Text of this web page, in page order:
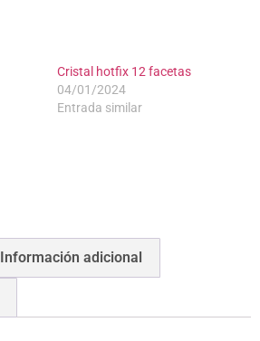
Cristal hotfix 12 facetas
04/01/2024
Entrada similar
Información adicional